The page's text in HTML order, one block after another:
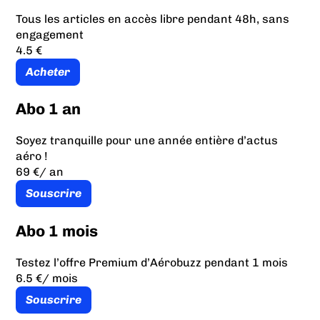
Tous les articles en accès libre pendant 48h, sans
engagement
4.5 €
Acheter
Abo 1 an
Soyez tranquille pour une année entière d’actus
aéro !
69 €/ an
Souscrire
Abo 1 mois
Testez l’offre Premium d’Aérobuzz pendant 1 mois
6.5 €/ mois
Souscrire